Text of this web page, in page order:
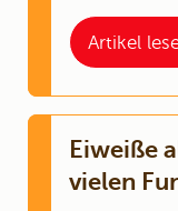
Artikel
Eiweiße
vielen